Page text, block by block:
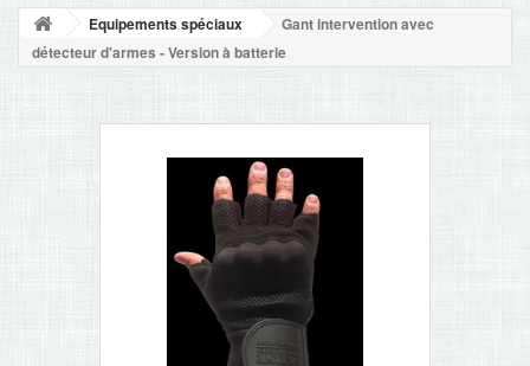
Equipements spéciaux
Gant intervention avec
détecteur d'armes - Version à batterie